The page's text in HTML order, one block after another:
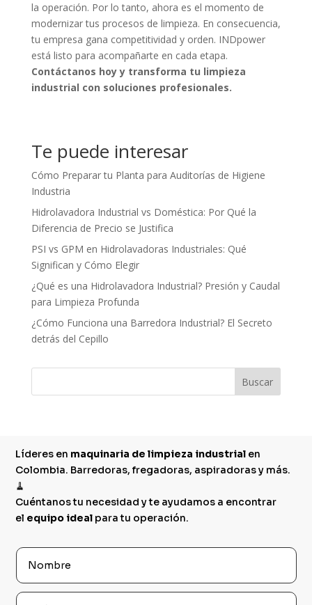
la operación. Por lo tanto, ahora es el momento de
modernizar tus procesos de limpieza. En consecuencia,
tu empresa gana competitividad y orden. INDpower
está listo para acompañarte en cada etapa.
Contáctanos hoy y transforma tu limpieza
industrial con soluciones profesionales.
Te puede interesar
Cómo Preparar tu Planta para Auditorías de Higiene
Industria
Hidrolavadora Industrial vs Doméstica: Por Qué la
Diferencia de Precio se Justifica
PSI vs GPM en Hidrolavadoras Industriales: Qué
Significan y Cómo Elegir
¿Qué es una Hidrolavadora Industrial? Presión y Caudal
para Limpieza Profunda
¿Cómo Funciona una Barredora Industrial? El Secreto
detrás del Cepillo
Buscar
Líderes en maquinaria de limpieza industrial en
Colombia. Barredoras, fregadoras, aspiradoras y más.
🧹
Cuéntanos tu necesidad y te ayudamos a encontrar
el equipo ideal para tu operación.